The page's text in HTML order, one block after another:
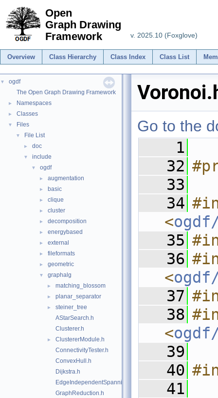
Open
Graph Drawing
Framework
v. 2025.10 (Foxglove)
Overview Class Hierarchy Class Index Class List
▼
ogdf
The Open Graph Drawing Framework
► Namespaces
► Classes
▼ Files
▼ File List
► doc
▼ include
▼ ogdf
► augmentation
► basic
► clique
► cluster
► decomposition
► energybased
► external
► fileformats
► geometric
▼ graphalg
► matching_blossom
► planar_separator
►
steiner_tree
AStarSearch.h
Clusterer.h
►
ClustererModule.h
ConnectivityTester.h
ConvexHull.h
Dijkstra.h
EdgeIndependentSpanningTrees.h
GraphReduction.h
Go to the
    1
   32
   33
   34
<
   35
   36
<
   37
   38
<
   39
   40
   41